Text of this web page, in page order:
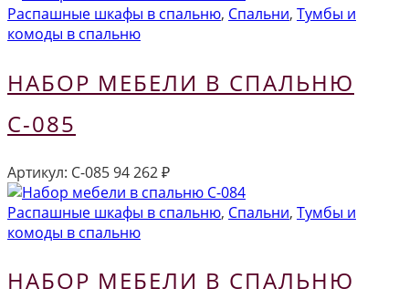
Распашные шкафы в спальню, Спальни, Тумбы и
комоды в спальню
НАБОР МЕБЕЛИ В СПАЛЬНЮ
С-085
Артикул: С-08594 262₽
Распашные шкафы в спальню, Спальни, Тумбы и
комоды в спальню
НАБОР МЕБЕЛИ В СПАЛЬНЮ